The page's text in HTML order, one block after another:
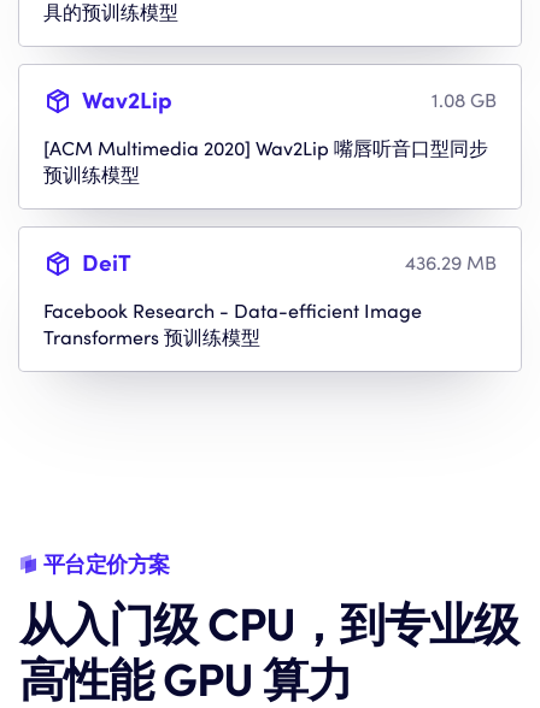
具的预训练模型
Wav2Lip 1.08 GB
[ACM Multimedia 2020] Wav2Lip 嘴唇听音口型同步
预训练模型
DeiT 436.29 MB
Facebook Research - Data-efficient Image
Transformers 预训练模型
平台定价方案
从入门级 CPU，到专业级
高性能 GPU 算力